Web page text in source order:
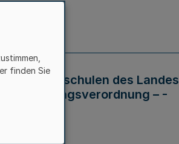
der Hochschulen des Landes
– -
finden Sie